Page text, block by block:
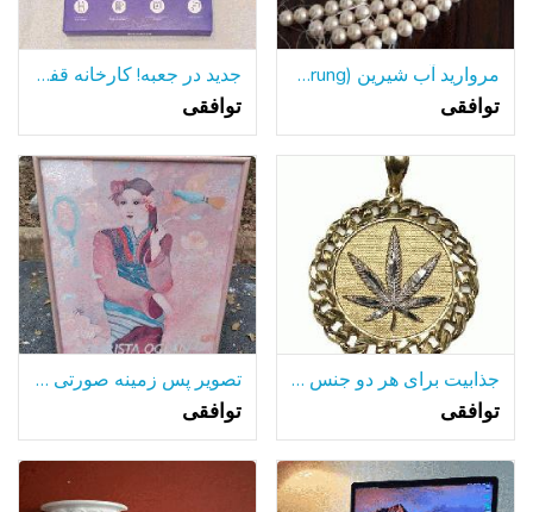
مروارید آب شیرین (unstrung)
توافقی
جدید در جعبه! کارخانه قفل موتور E6، حداکثر چشم انداز hd+ صفحه نمایش ، GSM/CDMA
توافقی
جذابیت برای هر دو جنس 10kt طلا زرد
توافقی
تصویر پس زمینه صورتی 27 توسط 36
توافقی